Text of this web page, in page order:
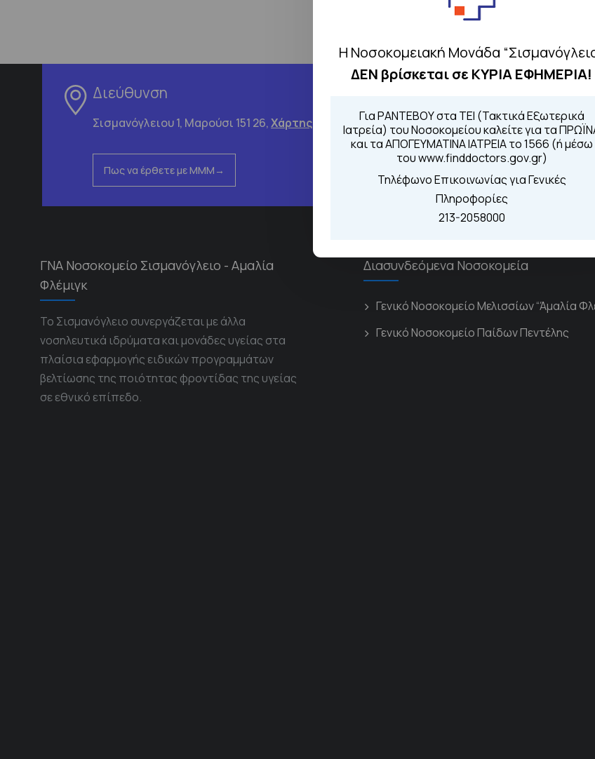
Η Νοσοκομειακή Μονάδα
ΔΕΝ βρίσκεται σε ΚΥΡΙΑ ΕΦΗΜΕΡΙΑ!
Για ΡΑΝΤΕΒΟΥ στα ΤΕΙ (Τακτικά Εξωτερικά
Ιατρεία) του Νοσοκομείου καλείτε για τα
και τα ΑΠΟΓΕΥΜΑΤΙΝΑ ΙΑΤΡΕΙΑ το 1566 (ή μέσω
του www.finddoctors.gov.gr)
Τηλέφωνο Επικοινωνίας για Γενικές
Πληροφορίες
213-2058000
Διεύθυνση
Σισμανόγλειου 1, Μαρούσι 151 26,Χάρτης Περιοχής
Πως να έρθετε με ΜΜΜ
Για τα
Από
Μέσω
ΓΝΑ Νοσοκομείο Σισμανόγλειο - Αμαλία
Φλέμιγκ
Το Σισμανόγλειο συνεργάζεται με άλλα
νοσηλευτικά ιδρύματα και μονάδες υγείας στα
πλαίσια εφαρμογής ειδικών προγραμμάτων
βελτίωσης της ποιότητας φροντίδας της υγείας
σε εθνικό επίπεδο.
Διασυνδεόμενα Νοσοκομεία
Γενικό Νοσοκομείο Μελισσίων “Άμαλία
Γενικό Νοσοκομείο Παίδων Πεντέλης